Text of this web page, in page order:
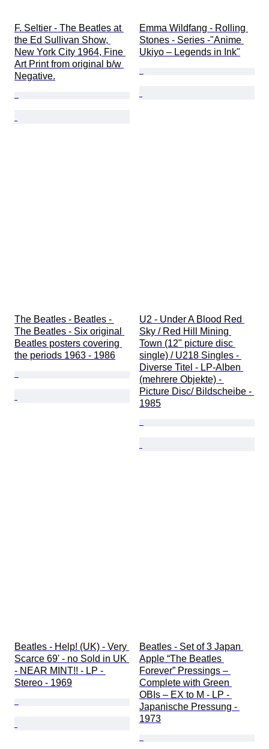
F. Seltier - The Beatles at
the Ed Sullivan Show,
New York City 1964, Fine
Art Print from original b/w
Negative.
Emma Wildfang - Rolling
Stones - Series -"Anime
Ukiyo – Legends in Ink"
The Beatles - Beatles -
The Beatles - Six original
Beatles posters covering
the periods 1963 - 1986
U2 - Under A Blood Red
Sky / Red Hill Mining
Town (12" picture disc
single) / U218 Singles -
Diverse Titel - LP-Alben
(mehrere Objekte) -
Picture Disc/ Bildscheibe -
1985
Beatles - Help! (UK) - Very
Scarce 69' - no Sold in UK
- NEAR MINT!! - LP -
Stereo - 1969
Beatles - Set of 3 Japan
Apple “The Beatles
Forever” Pressings –
Complete with Green
OBIs – EX to M - LP -
Japanische Pressung -
1973